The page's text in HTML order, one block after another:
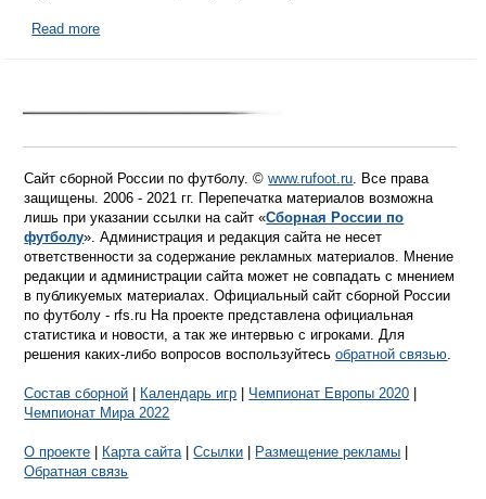
Read more
Сайт сборной России по футболу. ©www.rufoot.ru. Все права
защищены. 2006 - 2021 гг. Перепечатка материалов возможна
лишь при указании ссылки на сайт «Сборная России по
футболу». Администрация и редакция сайта не несет
ответственности за содержание рекламных материалов. Мнение
редакции и администрации сайта может не совпадать с мнением
в публикуемых материалах. Официальный сайт сборной России
по футболу - rfs.ru На проекте представлена официальная
статистика и новости, а так же интервью с игроками. Для
решения каких-либо вопросов воспользуйтесьобратной связью.
Состав сборной Календарь игр Чемпионат Европы 2020
Чемпионат Мира 2022
О проекте Карта сайта|Ссылки Размещение рекламы
Обратная связь